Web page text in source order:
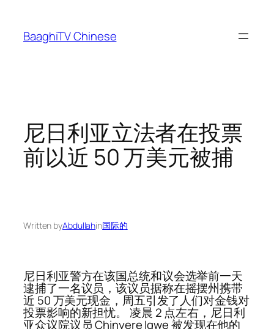
content
BaaghiTV Chinese
尼日利亚立法者在投票
前以近 50 万美元被捕
Written byAbdullahin国际的
尼日利亚警方在该国总统和议会选举前一天
逮捕了一名议员，该议员据称在摇摆州携带
近 50 万美元现金，周五引发了人们对金钱对
投票影响的新担忧。 凌晨 2 点左右，尼日利
亚众议院议员 Chinyere Igwe 被发现在他的